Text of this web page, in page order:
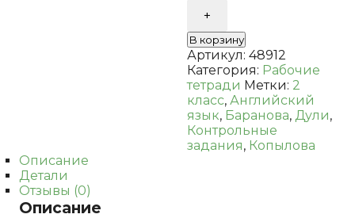
задания.
2
класс.
Дули.
Копылова
В корзину
Артикул: 48912
Категория: Рабочие
тетради Метки: 2
класс, Английский
язык, Баранова, Дули,
Контрольные
задания, Копылова
Описание
Детали
Отзывы (0)
Описание